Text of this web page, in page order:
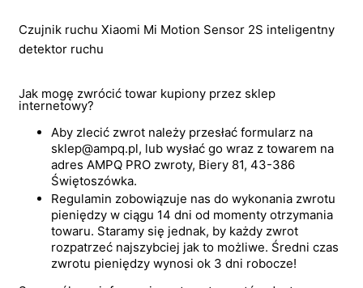
Czujnik ruchu Xiaomi Mi Motion Sensor 2S inteligentny
detektor ruchu
Jak mogę zwrócić towar kupiony przez sklep
internetowy?
Aby zlecić zwrot należy przesłać formularz na
sklep@ampq.pl, lub wysłać go wraz z towarem na
adres AMPQ PRO zwroty, Biery 81, 43-386
Świętoszówka.
Regulamin zobowiązuje nas do wykonania zwrotu
pieniędzy w ciągu 14 dni od momenty otrzymania
towaru. Staramy się jednak, by każdy zwrot
rozpatrzeć najszybciej jak to możliwe. Średni czas
zwrotu pieniędzy wynosi ok 3 dni robocze!